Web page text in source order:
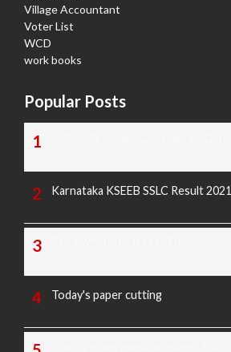
Village Accountant
Voter List
WCD
work books
Popular Posts
Karnataka KSEEB SSLC Result 2021
Today's paper cutting